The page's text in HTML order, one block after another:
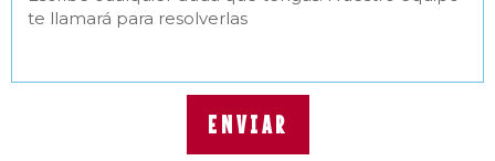
ENVIAR